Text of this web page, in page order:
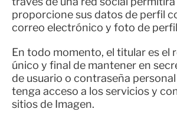
proporcione sus datos de perfil
correo electrónico y foto de
En todo momento, el titular es el
único y final de mantener en
de usuario o contraseña
tenga acceso a los servicios y
sitios de Imagen.